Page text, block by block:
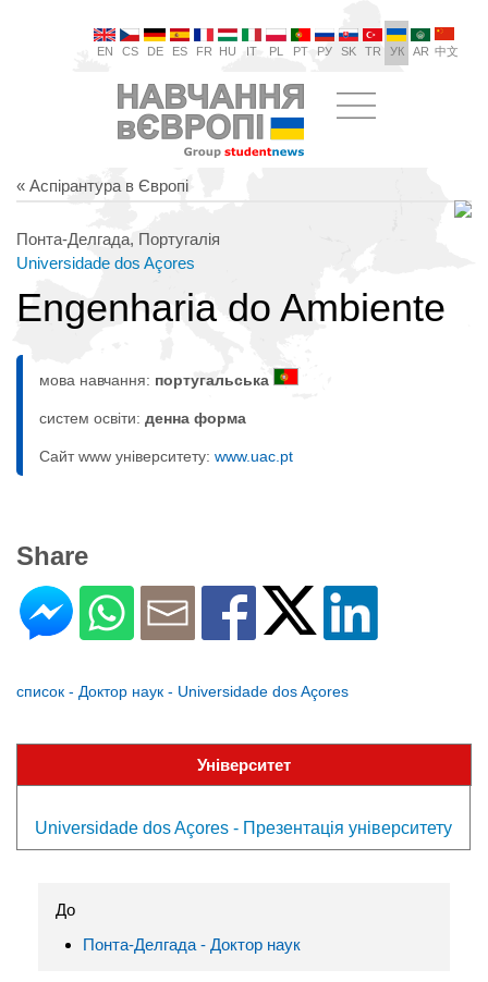
EN CS DE ES FR HU IT PL PT РУ SK TR УК AR 中文
« Аспірантура в Європі
Понта-Делгада, Португалія
Universidade dos Açores
Engenharia do Ambiente
мова навчання: португальська
систем освіти: денна форма
Сайт www університету: www.uac.pt
Share
список - Доктор наук - Universidade dos Açores
Університет
Universidade dos Açores - Презентація університету
До
Понта-Делгада - Доктор наук